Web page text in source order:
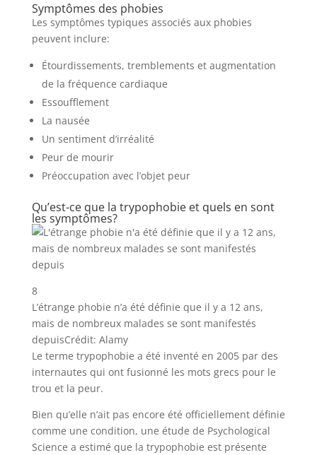
Symptômes des phobies
Les symptômes typiques associés aux phobies
peuvent inclure:
Étourdissements, tremblements et augmentation
de la fréquence cardiaque
Essoufflement
La nausée
Un sentiment d’irréalité
Peur de mourir
Préoccupation avec l’objet peur
Qu’est-ce que la trypophobie et quels en sont
les symptômes?
8
L’étrange phobie n’a été définie que il y a 12 ans,
mais de nombreux malades se sont manifestés
depuisCrédit: Alamy
Le terme trypophobie a été inventé en 2005 par des
internautes qui ont fusionné les mots grecs pour le
trou et la peur.
Bien qu’elle n’ait pas encore été officiellement définie
comme une condition, une étude de Psychological
Science a estimé que la trypophobie est présente